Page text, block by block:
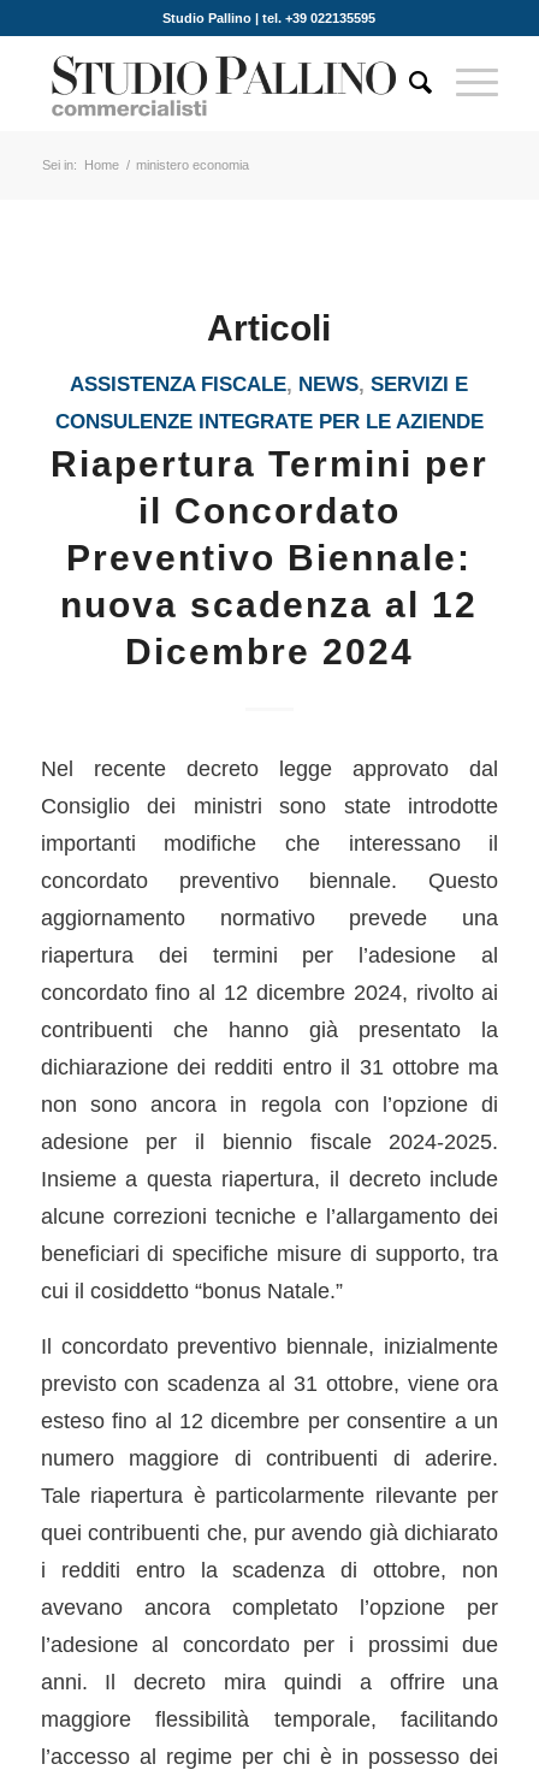
Studio Pallino | tel. +39 022135595
Sei in: Home / ministero economia
Articoli
ASSISTENZA FISCALE, NEWS,SERVIZI E
CONSULENZE INTEGRATE PER LE AZIENDE
Riapertura Termini per
il Concordato
Preventivo Biennale:
nuova scadenza al 12
Dicembre 2024
Nel recente decreto legge approvato dal
Consiglio dei ministri sono state introdotte
importanti modifiche che interessano il
concordato preventivo biennale. Questo
aggiornamento normativo prevede una
riapertura dei termini per l’adesione al
concordato fino al 12 dicembre 2024, rivolto ai
contribuenti che hanno già presentato la
dichiarazione dei redditi entro il 31 ottobre ma
non sono ancora in regola con l’opzione di
adesione per il biennio fiscale 2024-2025.
Insieme a questa riapertura, il decreto include
alcune correzioni tecniche e l’allargamento dei
beneficiari di specifiche misure di supporto, tra
cui il cosiddetto “bonus Natale.”
Il concordato preventivo biennale, inizialmente
previsto con scadenza al 31 ottobre, viene ora
esteso fino al 12 dicembre per consentire a un
numero maggiore di contribuenti di aderire.
Tale riapertura è particolarmente rilevante per
quei contribuenti che, pur avendo già dichiarato
i redditi entro la scadenza di ottobre, non
avevano ancora completato l’opzione per
l’adesione al concordato per i prossimi due
anni. Il decreto mira quindi a offrire una
maggiore flessibilità temporale, facilitando
l’accesso al regime per chi è in possesso dei